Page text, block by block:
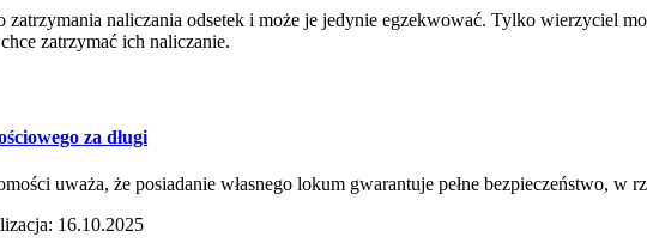
naliczania odsetek i może je jedynie egzekwować. Tylko wierzyciel
zatrzymać ich naliczanie.
za długi
uważa, że posiadanie własnego lokum gwarantuje pełne bezpieczeństwo, w
16.10.2025